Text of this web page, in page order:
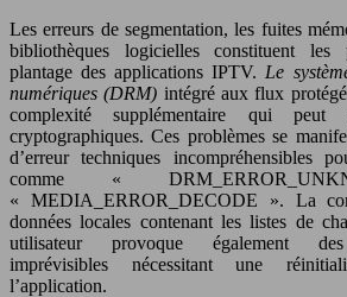
Les erreurs de segmentation, les fuites
bibliothèques logicielles constituent les
plantage des applications IPTV. Le
numériques (DRM) intégré aux flux
complexité supplémentaire qui peut
cryptographiques. Ces problèmes se
d’erreur techniques incompréhensibles
comme «
« MEDIA_ERROR_DECODE ». La
données locales contenant les listes de
utilisateur provoque également des
imprévisibles nécessitant une
l’application.